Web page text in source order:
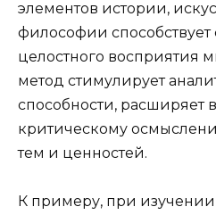
элементов истории,
философии
целостного восприятия
метод стимулирует
способности, расширяет
критическому
тем и ценностей.
К примеру, при